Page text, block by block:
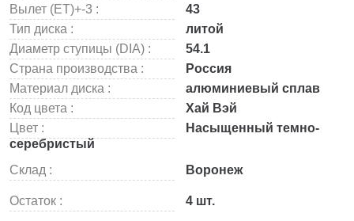
Вылет (ET)+-3 :
43
Тип диска :
литой
Диаметр ступицы (DIA) :
54.1
Страна производства :
Россия
Материал диска :
алюминиевый сплав
Код цвета :
Хай Вэй
Цвет :
Насыщенный темно-
серебристый
Склад :
Воронеж
Остаток : 4 шт.